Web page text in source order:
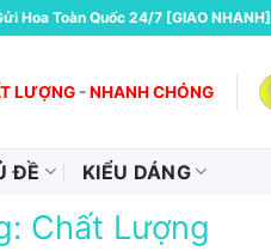
Hoa Toàn Quốc 24/7 [GIAO NHANH]
LƯỢNG -NHANH CHÓNG
ĐỀ KIỂU DÁNG
Chất Lượng